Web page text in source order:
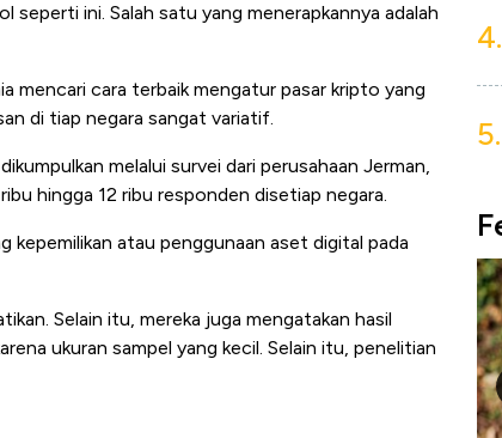
seperti ini. Salah satu yang menerapkannya adalah
mencari cara terbaik mengatur pasar kripto yang
di tiap negara sangat variatif.
melalui survei dari perusahaan Jerman,
hingga 12 ribu responden disetiap negara.
kepemilikan atau penggunaan aset digital pada
Selain itu, mereka juga mengatakan hasil
ukuran sampel yang kecil. Selain itu, penelitian
4.
5.